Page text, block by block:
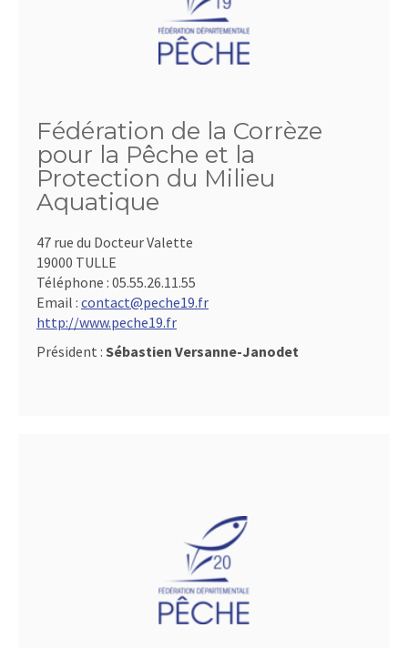
Fédération de la Corrèze
pour la Pêche et la
Protection du Milieu
Aquatique
47 rue du Docteur Valette
19000 TULLE
Téléphone : 05.55.26.11.55
Email : contact@peche19.fr
http://www.peche19.fr
Président : Sébastien Versanne-Janodet